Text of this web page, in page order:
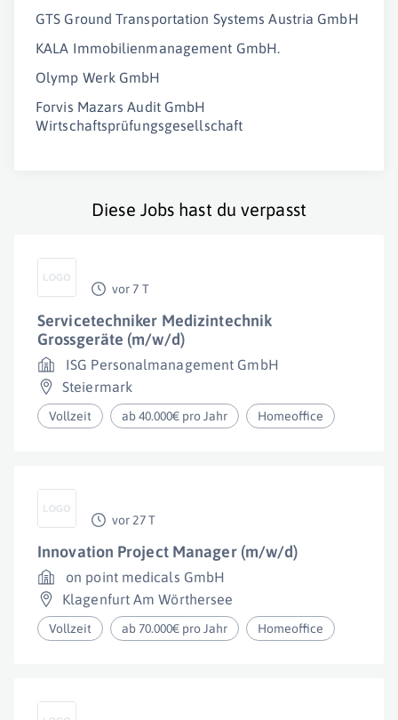
GTS Ground Transportation Systems Austria GmbH
KALA Immobilienmanagement GmbH.
Olymp Werk GmbH
Forvis Mazars Audit GmbH
Wirtschaftsprüfungsgesellschaft
Diese Jobs hast du verpasst
vor 7 T
Servicetechniker Medizintechnik
Grossgeräte (m/w/d)
ISG Personalmanagement GmbH
Steiermark
Vollzeit ab 40.000€ pro Jahr Homeoffice
vor 27 T
Innovation Project Manager (m/w/d)
on point medicals GmbH
Klagenfurt Am Wörthersee
Vollzeit ab 70.000€ pro Jahr Homeoffice